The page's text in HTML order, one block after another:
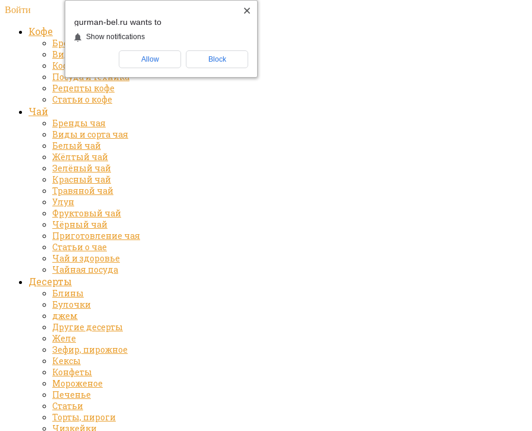
Войти
Кофе
Бренды кофе
Виды и сорта кофе
Кофе и здоровье
Посуда и техника
Рецепты кофе
Статьи о кофе
Чай
Бренды чая
Виды и сорта чая
Белый чай
Жёлтый чай
Зелёный чай
Красный чай
Травяной чай
Улун
Фруктовый чай
Чёрный чай
Приготовление чая
Статьи о чае
Чай и здоровье
Чайная посуда
Десерты
Блины
Булочки
джем
Другие десерты
Желе
Зефир, пирожное
Кексы
Конфеты
Мороженое
Печенье
Статьи
Торты, пироги
Чизкейки
gurman-bel.ru wants to
Show notifications
Allow Block